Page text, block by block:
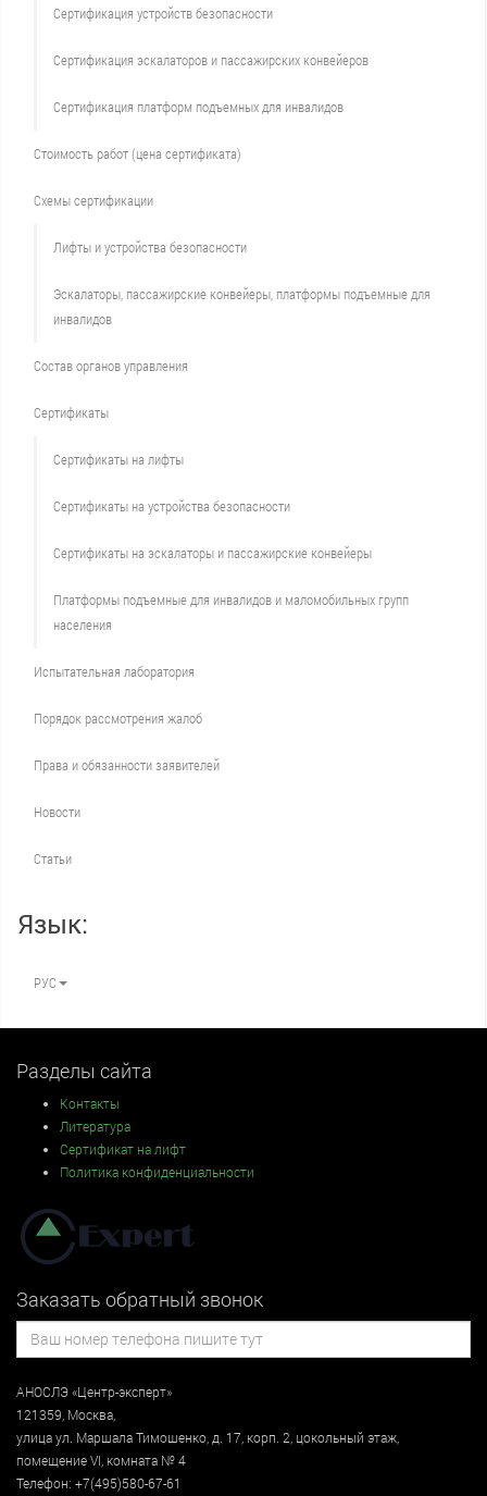
Сертификация устройств безопасности
Сертификация эскалаторов и пассажирских конвейеров
Сертификация платформ подъемных для инвалидов
Стоимость работ (цена сертификата)
Схемы сертификации
Лифты и устройства безопасности
Эскалаторы, пассажирские конвейеры, платформы подъемные для
инвалидов
Состав органов управления
Сертификаты
Сертификаты на лифты
Сертификаты на устройства безопасности
Сертификаты на эскалаторы и пассажирские конвейеры
Платформы подъемные для инвалидов и маломобильных групп
населения
Испытательная лаборатория
Порядок рассмотрения жалоб
Права и обязанности заявителей
Новости
Статьи
Язык:
РУС
Разделы сайта
Контакты
Литература
Сертификат на лифт
Политика конфиденциальности
Заказать обратный звонок
АНОСЛЭ «Центр-эксперт»
121359 Москва
улицаул. Маршала Тимошенко, д. 17, корп. 2, цокольный этаж
помещение VI, комната № 4
Телефон: +7(495)580-67-61